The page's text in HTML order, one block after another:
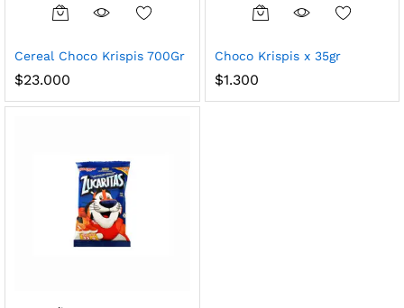
Cereal Choco Krispis 700Gr
$23.000
Choco Krispis x 35gr
$1.300